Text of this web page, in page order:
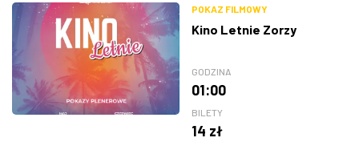
POKAZ FILMOWY
Kino Letnie Zorzy
GODZINA
01:00
BILETY
14 zł